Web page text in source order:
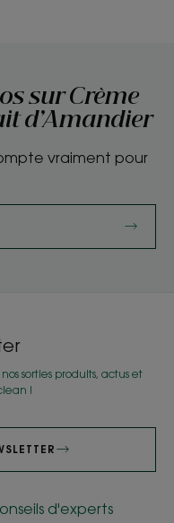
sur Crème
d’Amandier
vraiment pour
sorties produits, actus et
!
d'experts